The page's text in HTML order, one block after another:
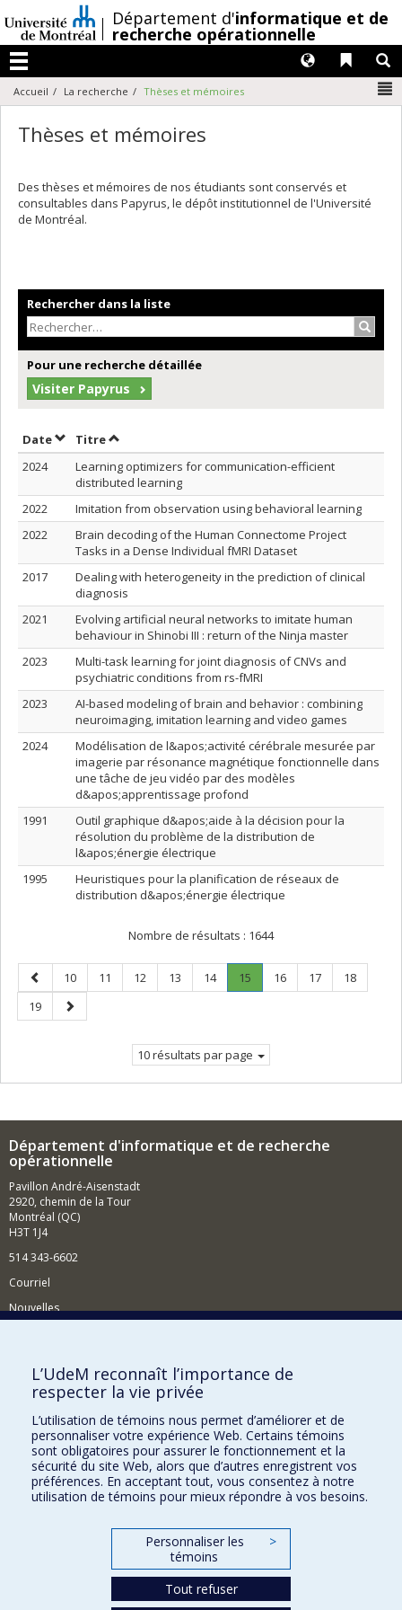
au
contenu
/Département d'informatique et de
recherche opérationnelle
Menu
Liens
Langues
Accueil La recherche Thèses et mémoires
Thèses et mémoires
Des thèses et mémoires de nos étudiants sont conservés et
consultables dans Papyrus, le dépôt institutionnel de l'Université
de Montréal.
Rechercher dans la liste
Pour une recherche détaillée
Visiter Papyrus
DateTrier par date en ordre croissant
TitreTrier par titre en ordre croissant
2024
Learning optimizers for communication-efficient
distributed learning
2022
Imitation from observation using behavioral learning
2022
Brain decoding of the Human Connectome Project
Tasks in a Dense Individual fMRI Dataset
2017
Dealing with heterogeneity in the prediction of clinical
diagnosis
2021
Evolving‌ ‌artificial‌ ‌neural‌ ‌networks‌‌ ‌to‌ ‌imitate‌ ‌human‌
‌behaviour‌‌ ‌in‌ ‌Shinobi‌ ‌III‌ ‌:‌ ‌return‌ ‌of‌ ‌the‌ ‌Ninja‌ ‌master‌
2023
Multi-task learning for joint diagnosis of CNVs and
psychiatric conditions from rs-fMRI
2023
AI-based modeling of brain and behavior : combining
neuroimaging, imitation learning and video games
2024
Modélisation de l&apos;activité cérébrale mesurée par
imagerie par résonance magnétique fonctionnelle dans
une tâche de jeu vidéo par des modèles
d&apos;apprentissage profond
1991
Outil graphique d&apos;aide à la décision pour la
résolution du problème de la distribution de
l&apos;énergie électrique
1995
Heuristiques pour la planification de réseaux de
distribution d&apos;énergie électrique
Nombre de résultats : 1644
Page
précédente
Page
10 Page
11 Page
12 Page
13 Page
14 Page
15
Page
Page
16 Page
17 Page
18
Page
19
Page
suivante
10 résultats par page
Département d'informatique et de recherche
opérationnelle
Pavillon André-Aisenstadt
2920, chemin de la Tour
Montréal (QC)
H3T 1J4
514 343-6602
Courriel
Nouvelles
Comment soutenir le Département?
BESOIN D'AIDE?
Plan du site
Signaler une erreur
Accessibilité
FACULTÉ DES ARTS ET DES SCIENCES
Nos départements et écoles
L’UdeM reconnaît l’importance de
respecter la vie privée
L’utilisation de témoins nous permet d’améliorer et de
personnaliser votre expérience Web. Certains témoins
sont obligatoires pour assurer le fonctionnement et la
sécurité du site Web, alors que d’autres enregistrent vos
préférences. En acceptant tout, vous consentez à notre
utilisation de témoins pour mieux répondre à vos besoins.
Personnaliser les
témoins
>
Tout refuser